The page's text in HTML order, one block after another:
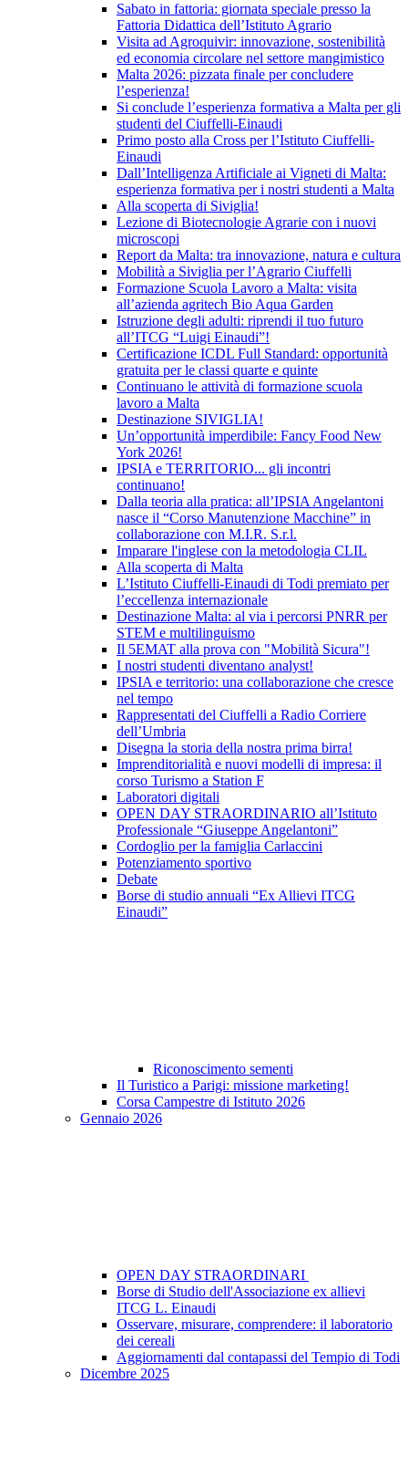
Sabato in fattoria: giornata speciale presso la
Fattoria Didattica dell’Istituto Agrario
Visita ad Agroquivir: innovazione, sostenibilità
ed economia circolare nel settore mangimistico
Malta 2026: pizzata finale per concludere
l’esperienza!
Si conclude l’esperienza formativa a Malta per gli
studenti del Ciuffelli-Einaudi
Primo posto alla Cross per l’Istituto Ciuffelli-
Einaudi
Dall’Intelligenza Artificiale ai Vigneti di Malta:
esperienza formativa per i nostri studenti a Malta
Alla scoperta di Siviglia!
Lezione di Biotecnologie Agrarie con i nuovi
microscopi
Report da Malta: tra innovazione, natura e cultura
Mobilità a Siviglia per l’Agrario Ciuffelli
Formazione Scuola Lavoro a Malta: visita
all’azienda agritech Bio Aqua Garden
Istruzione degli adulti: riprendi il tuo futuro
all’ITCG “Luigi Einaudi”!
Certificazione ICDL Full Standard: opportunità
gratuita per le classi quarte e quinte
Continuano le attività di formazione scuola
lavoro a Malta
Destinazione SIVIGLIA!
Un’opportunità imperdibile: Fancy Food New
York 2026!
IPSIA e TERRITORIO... gli incontri
continuano!
Dalla teoria alla pratica: all’IPSIA Angelantoni
nasce il “Corso Manutenzione Macchine” in
collaborazione con M.I.R. S.r.l.
Imparare l'inglese con la metodologia CLIL
Alla scoperta di Malta
L’Istituto Ciuffelli-Einaudi di Todi premiato per
l’eccellenza internazionale
Destinazione Malta: al via i percorsi PNRR per
STEM e multilinguismo
Il 5EMAT alla prova con "Mobilità Sicura"!
I nostri studenti diventano analyst!
IPSIA e territorio: una collaborazione che cresce
nel tempo
Rappresentati del Ciuffelli a Radio Corriere
dell’Umbria
Disegna la storia della nostra prima birra!
Imprenditorialità e nuovi modelli di impresa: il
corso Turismo a Station F
Laboratori digitali
OPEN DAY STRAORDINARIO all’Istituto
Professionale “Giuseppe Angelantoni”
Cordoglio per la famiglia Carlaccini
Potenziamento sportivo
Debate
Borse di studio annuali “Ex Allievi ITCG
Einaudi”
Riconoscimento sementi
Il Turistico a Parigi: missione marketing!
Corsa Campestre di Istituto 2026
Gennaio 2026
OPEN DAY STRAORDINARI
Borse di Studio dell'Associazione ex allievi
ITCG L. Einaudi
Osservare, misurare, comprendere: il laboratorio
dei cereali
Aggiornamenti dal contapassi del Tempio di Todi
Dicembre 2025